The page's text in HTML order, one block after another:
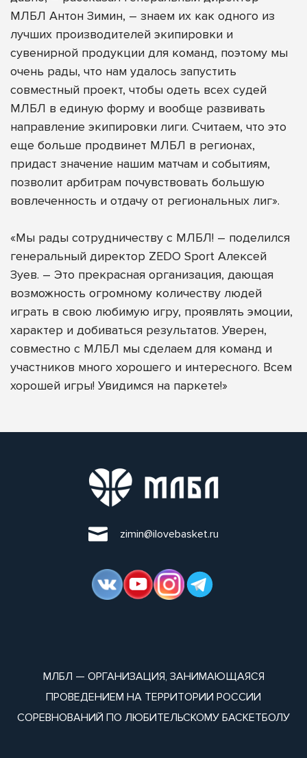
МЛБЛ Антон Зимин, – знаем их как одного из
лучших производителей экипировки и
сувенирной продукции для команд, поэтому мы
очень рады, что нам удалось запустить
совместный проект, чтобы одеть всех судей
МЛБЛ в единую форму и вообще развивать
направление экипировки лиги. Считаем, что это
еще больше продвинет МЛБЛ в регионах,
придаст значение нашим матчам и событиям,
позволит арбитрам почувствовать большую
вовлеченность и отдачу от региональных лиг».
«Мы рады сотрудничеству с МЛБЛ! – поделился
генеральный директор ZEDO Sport Алексей
Зуев. – Это прекрасная организация, дающая
возможность огромному количеству людей
играть в свою любимую игру, проявлять эмоции,
характер и добиваться результатов. Уверен,
совместно с МЛБЛ мы сделаем для команд и
участников много хорошего и интересного. Всем
хорошей игры! Увидимся на паркете!»
zimin@ilovebasket.ru
МЛБЛ — ОРГАНИЗАЦИЯ, ЗАНИМАЮЩАЯСЯ
ПРОВЕДЕНИЕМ НА ТЕРРИТОРИИ РОССИИ
СОРЕВНОВАНИЙ ПО ЛЮБИТЕЛЬСКОМУ БАСКЕТБОЛУ